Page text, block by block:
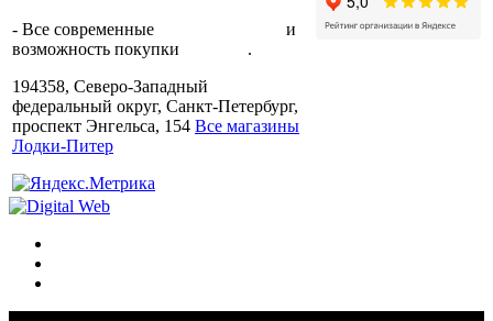
- Все современные
и
возможность покупки
.
194358, Северо-Западный
федеральный округ, Санкт-Петербург,
проспект Энгельса, 154 Все магазины
Лодки-Питер